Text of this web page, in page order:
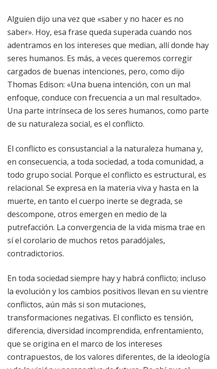
Alguien dijo una vez que «saber y no hacer es no
saber». Hoy, esa frase queda superada cuando nos
adentramos en los intereses que median, allí donde hay
seres humanos. Es más, a veces queremos corregir
cargados de buenas intenciones, pero, como dijo
Thomas Edison: «Una buena intención, con un mal
enfoque, conduce con frecuencia a un mal resultado».
Una parte intrínseca de los seres humanos, como parte
de su naturaleza social, es el conflicto.
El conflicto es consustancial a la naturaleza humana y,
en consecuencia, a toda sociedad, a toda comunidad, a
todo grupo social. Porque el conflicto es estructural, es
relacional. Se expresa en la materia viva y hasta en la
muerte, en tanto el cuerpo inerte se degrada, se
descompone, otros emergen en medio de la
putrefacción. La convergencia de la vida misma trae en
sí el corolario de muchos retos paradójales,
contradictorios.
En toda sociedad siempre hay y habrá conflicto; incluso
la evolución y los cambios positivos llevan en su vientre
conflictos, aún más si son mutaciones,
transformaciones negativas. El conflicto es tensión,
diferencia, diversidad incomprendida, enfrentamiento,
que se origina en el marco de los intereses
contrapuestos, de los valores diferentes, de la ideología